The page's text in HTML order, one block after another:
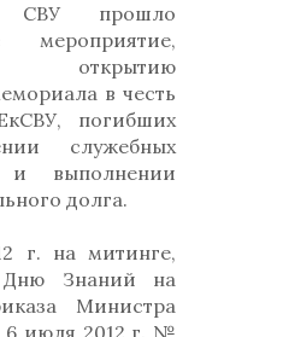
СВУ прошло
мероприятие,
открытию
в честь
погибших
служебных
и выполнении
долга.
г. на митинге,
Дню Знаний на
Министра
июля 2012 г. №